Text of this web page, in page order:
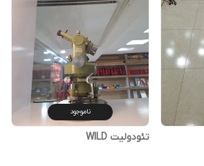
ناموجود
تئودولیت WILD